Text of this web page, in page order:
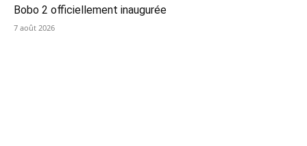
Bobo 2 officiellement inaugurée
7 août 2026